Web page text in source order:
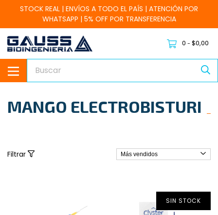
STOCK REAL | ENVÍOS A TODO EL PAÍS | ATENCIÓN POR
WHATSAPP | 5% OFF POR TRANSFERENCIA
0 - $0,00
MANGO ELECTROBISTURI
Filtrar
SIN STOCK